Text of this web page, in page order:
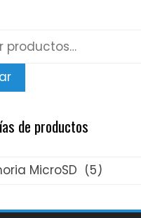
de productos